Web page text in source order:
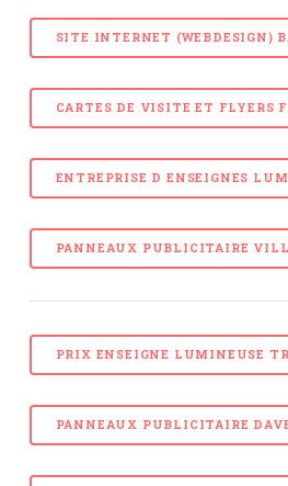
SITE INTERNET (WEBDESIGN)
CARTES DE VISITE ET FLYERS
ENTREPRISE D ENSEIGNES
PANNEAUX PUBLICITAIRE
PRIX ENSEIGNE LUMINEUSE
PANNEAUX PUBLICITAIRE